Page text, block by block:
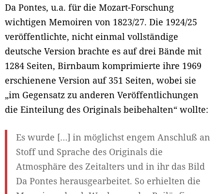
Da Pontes, u.a. für die Mozart-Forschung
wichtigen Memoiren von 1823/27. Die 1924/25
veröffentlichte, nicht einmal vollständige
deutsche Version brachte es auf drei Bände mit
1284 Seiten, Birnbaum komprimierte ihre 1969
erschienene Version auf 351 Seiten, wobei sie
„im Gegensatz zu anderen Veröffentlichungen
die Einteilung des Originals beibehalten“ wollte:
Es wurde […] in möglichst engem Anschluß an
Stoff und Sprache des Originals die
Atmosphäre des Zeitalters und in ihr das Bild
Da Pontes herausgearbeitet. So erhielten die